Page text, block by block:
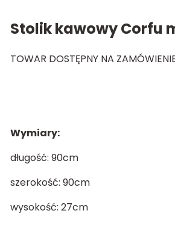
Stolik kawowy Corfu
TOWAR DOSTĘPNY NA
Wymiary:
długość: 90cm
szerokość: 90cm
wysokość: 27cm